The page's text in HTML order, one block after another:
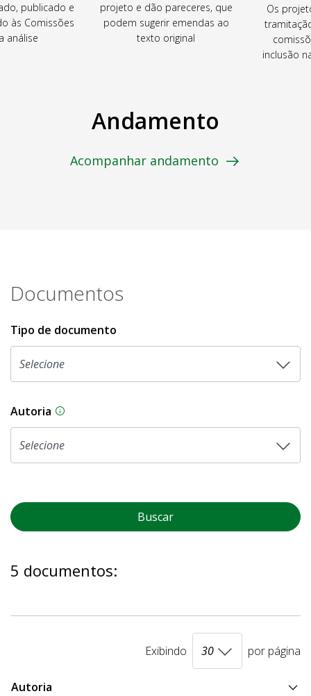
publicado e
às Comissões
análise
projeto e dão pareceres, que
podem sugerir emendas ao
texto original
Os
inclusão
Andamento
Acompanhar andamento
Documentos
Tipo de documento
Autoria As proposições legislativas na CLDF podem
Buscar
5 documentos:
Exibindo por página
Autoria